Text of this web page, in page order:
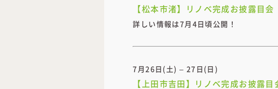
【松本市渚】リノベ完成お披露目会
詳しい情報は7月4日頃公開！
7月26日(土) – 27日(日)
【上田市吉田】リノベ完成お披露目